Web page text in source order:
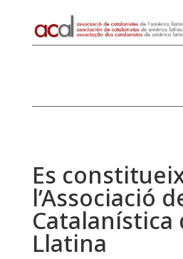
Es
l’Associació
Catalanística
Llatina